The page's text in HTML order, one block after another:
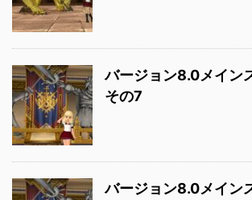
バージョン8.0メイン
その7
バージョン8.0メイン